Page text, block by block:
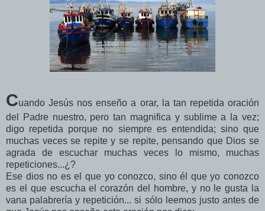
Cuando Jesús nos enseño a orar, la tan repetida oración
del Padre nuestro, pero tan magnifica y sublime a la vez;
digo repetida porque no siempre es entendida; sino que
muchas veces se repite y se repite, pensando que Dios se
agrada de escuchar muchas veces lo mismo, muchas
repeticiones...¿?
Ese dios no es el que yo conozco, sino él que yo conozco
es el que escucha el corazón del hombre, y no le gusta la
vana palabrería y repetición... si sólo leemos justo antes de